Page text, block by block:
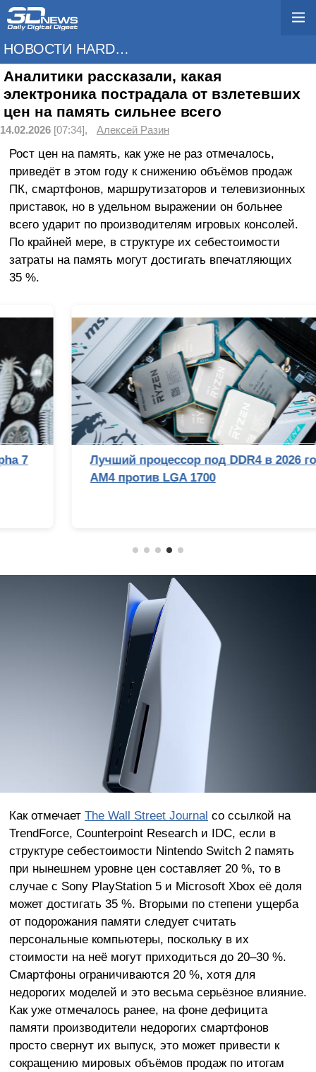
НОВОСТИ HARDWARE
Аналитики рассказали, какая
электроника пострадала от взлетевших
цен на память сильнее всего
14.02.2026 [07:34], Алексей Разин
Рост цен на память, как уже не раз отмечалось,
приведёт в этом году к снижению объёмов продаж
ПК, смартфонов, маршрутизаторов и телевизионных
приставок, но в удельном выражении он больнее
всего ударит по производителям игровых консолей.
По крайней мере, в структуре их себестоимости
затраты на память могут достигать впечатляющих
35 %.
Лучший процессор под DDR4 в 2026 году:
AM4 против LGA 1700
Как отмечает The Wall Street Journal со ссылкой на
TrendForce, Counterpoint Research и IDC, если в
структуре себестоимости Nintendo Switch 2 память
при нынешнем уровне цен составляет 20 %, то в
случае с Sony PlayStation 5 и Microsoft Xbox её доля
может достигать 35 %. Вторыми по степени ущерба
от подорожания памяти следует считать
персональные компьютеры, поскольку в их
стоимости на неё могут приходиться до 20–30 %.
Смартфоны ограничиваются 20 %, хотя для
недорогих моделей и это весьма серьёзное влияние.
Как уже отмечалось ранее, на фоне дефицита
памяти производители недорогих смартфонов
просто свернут их выпуск, это может привести к
сокращению мировых объёмов продаж по итогам